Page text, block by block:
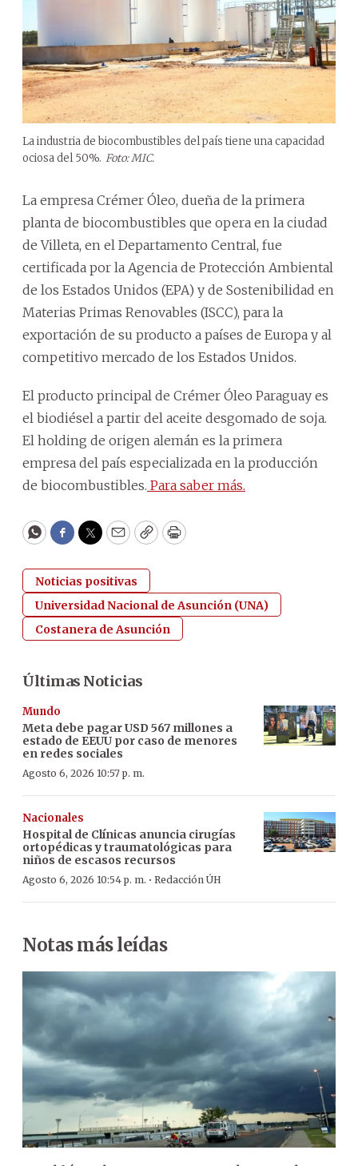
La industria de biocombustibles del país tiene una capacidad
ociosa del 50%. Foto: MIC.
La empresa Crémer Óleo, dueña de la primera
planta de biocombustibles que opera en la ciudad
de Villeta, en el Departamento Central, fue
certificada por la Agencia de Protección Ambiental
de los Estados Unidos (EPA) y de Sostenibilidad en
Materias Primas Renovables (ISCC), para la
exportación de su producto a países de Europa y al
competitivo mercado de los Estados Unidos.
El producto principal de Crémer Óleo Paraguay es
el biodiésel a partir del aceite desgomado de soja.
El holding de origen alemán es la primera
empresa del país especializada en la producción
de biocombustibles. Para saber más.
WhatsApp
Facebook
Twitter
EmailCopyPrint
Noticias positivas
Universidad Nacional de Asunción (UNA)
Costanera de Asunción
Últimas Noticias
Mundo
Meta debe pagar USD 567 millones a
estado de EEUU por caso de menores
en redes sociales
Agosto 6, 2026 10:57 p. m.
Nacionales
Hospital de Clínicas anuncia cirugías
ortopédicas y traumatológicas para
niños de escasos recursos
Agosto 6, 2026 10:54 p. m. · Redacción ÚH
Notas más leídas